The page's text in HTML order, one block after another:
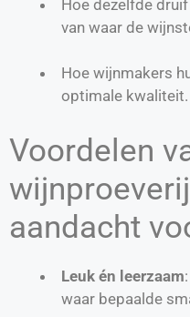
Hoe dezelfde
van waar de
Hoe wijnmakers
optimale kwaliteit.
Voordelen
aandacht
Leuk én leerzaam
waar bepaalde